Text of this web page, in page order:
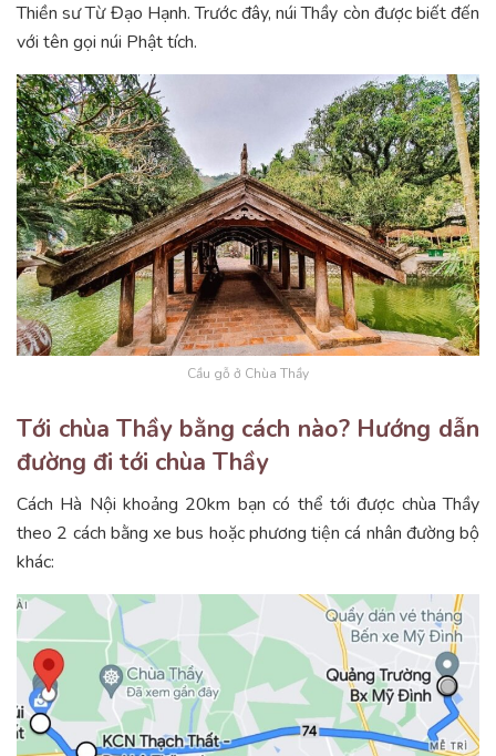
Thiền sư Từ Đạo Hạnh. Trước đây, núi Thầy còn được biết đến
với tên gọi núi Phật tích.
Cầu gỗ ở Chùa Thầy
Tới chùa Thầy bằng cách nào? Hướng dẫn
đường đi tới chùa Thầy
Cách Hà Nội khoảng 20km bạn có thể tới được chùa Thầy
theo 2 cách bằng xe bus hoặc phương tiện cá nhân đường bộ
khác: